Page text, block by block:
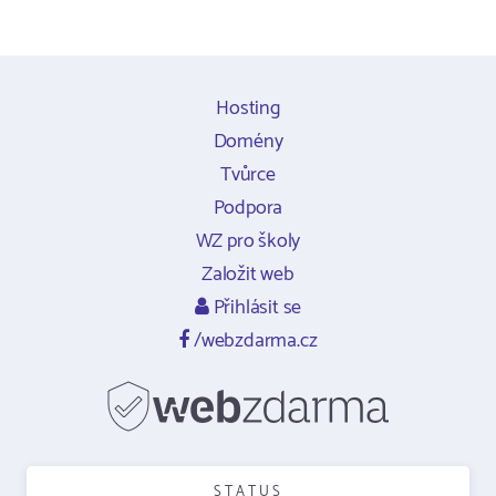
Hosting
Domény
Tvůrce
Podpora
WZ pro školy
Založit web
Přihlásit se
/webzdarma.cz